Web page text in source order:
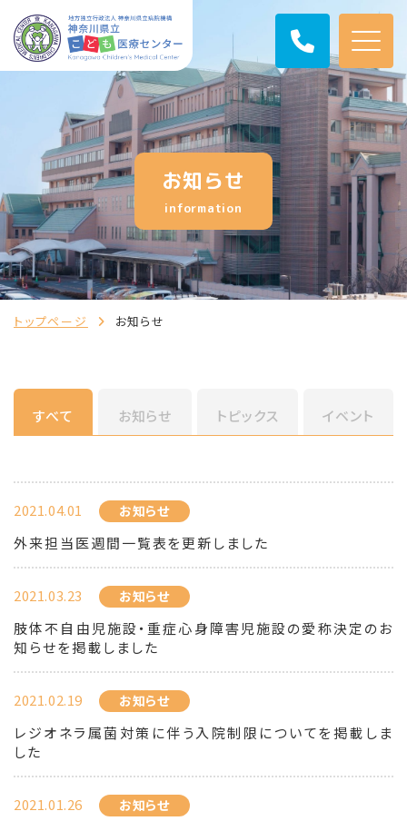
お知らせ
information
トップページ お知らせ
すべて お知らせ トピックス イベント
2021.04.01 お知らせ
外来担当医週間一覧表を更新しました
2021.03.23 お知らせ
肢体不自由児施設・重症心身障害児施設の愛称決定のお
知らせを掲載しました
2021.02.19 お知らせ
レジオネラ属菌対策に伴う入院制限についてを掲載しま
した
2021.01.26 お知らせ